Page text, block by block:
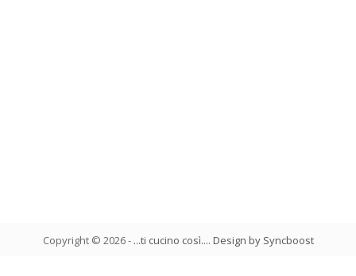
Copyright © 2026- ...ti cucino così.... Design by Syncboost